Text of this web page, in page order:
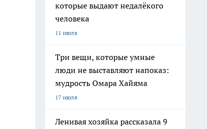
которые выдают недалёкого
человека
11 июля
Три вещи, которые умные
люди не выставляют напоказ:
мудрость Омара Хайяма
17 июля
Ленивая хозяйка рассказала 9